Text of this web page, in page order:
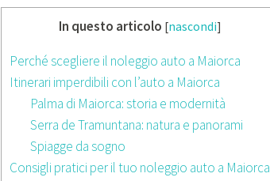
In questo articolo [nascondi]
Perché scegliere il noleggio auto a Maiorca
Itinerari imperdibili con l’auto a Maiorca
Palma di Maiorca: storia e modernità
Serra de Tramuntana: natura e panorami
Spiagge da sogno
Consigli pratici per il tuo noleggio auto a Maiorca